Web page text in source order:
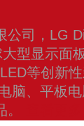
公司，LG
型显示面
等创新
脑、平板
。